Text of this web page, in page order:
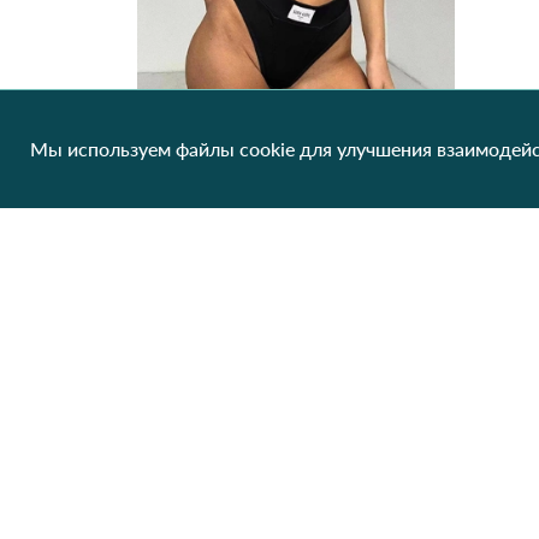
Мы используем файлы cookie для улучшения